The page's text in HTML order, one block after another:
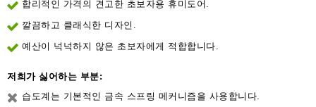
합리적인 가격의 견고한 초보자용 휴미도어.
깔끔하고 클래식한 디자인.
예산이 넉넉하지 않은 초보자에게 적합합니다.
저희가 싫어하는 부분:
습도계는 기본적인 금속 스프링 메커니즘을 사용합니다.